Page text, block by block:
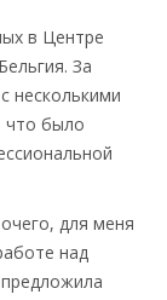
в Центре
За
несколькими
что было
для меня
над